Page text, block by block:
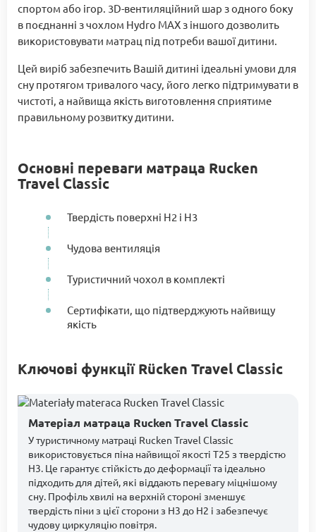
спортом або ігор. 3D-вентиляційний шар з одного боку
в поєднанні з чохлом Hydro MAX з іншого дозволить
використовувати матрац під потреби вашої дитини.
Цей виріб забезпечить Вашій дитині ідеальні умови для
сну протягом тривалого часу, його легко підтримувати в
чистоті, а найвища якість виготовлення сприятиме
правильному розвитку дитини.
Основні переваги матраца Rucken
Travel Classic
Твердість поверхні H2 і H3
Чудова вентиляція
Туристичний чохол в комплекті
Сертифікати, що підтверджують найвищу
якість
Ключові функції Rücken Travel Classic
Матеріал матраца Rucken Travel Classic
У туристичному матраці Rucken Travel Classic
використовується піна найвищої якості T25 з твердістю
H3. Це гарантує стійкість до деформації та ідеально
підходить для дітей, які віддають перевагу міцнішому
сну. Профіль хвилі на верхній стороні зменшує
твердість піни з цієї сторони з H3 до H2 і забезпечує
чудову циркуляцію повітря.